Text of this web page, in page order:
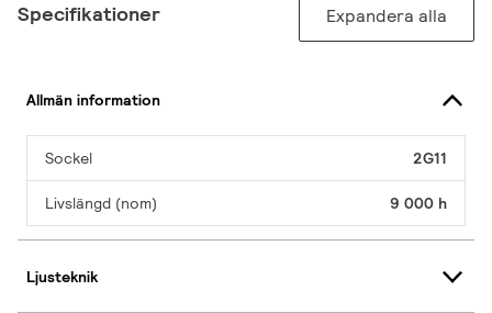
Specifikationer Expandera alla
Allmän information
Sockel 2G11
Livslängd (nom) 9 000 h
Ljusteknik